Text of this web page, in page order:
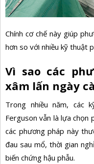
Chính cơ chế này giúp
hơn so với nhiều kỹ thuật
Vì sao các
xâm lấn ngày
Trong nhiều năm, các
Ferguson vẫn là lựa
các phương pháp này
đau sau mổ, thời gian
biến chứng hậu phẫu.